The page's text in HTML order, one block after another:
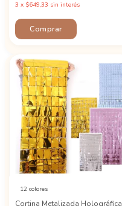
3 x $649,33 sin interés
Comprar
12 colores
Cortina Metalizada Holográfica